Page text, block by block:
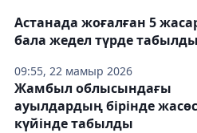
09:55, 22 мамыр 2026
Астанада жоғалған 5
бала жедел түрде табылды
Жамбыл облысындағы
ауылдардың бірінде
күйінде табылды